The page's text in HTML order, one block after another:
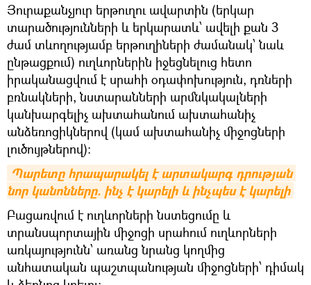
Յուրաքանչյուր երթուղու ավարտին (երկար
տարածությունների և երկարատև՝ ավելի քան 3
ժամ տևողությամբ երթուղիների ժամանակ՝ նաև
ընթացքում) ուղևորներին իջեցնելուց հետո
իրականացվում է սրահի օդափոխություն, դռների
բռնակների, նստարանների արմնկակալների
կանխարգելիչ ախտահանում ախտահանիչ
անձեռոցիկներով (կամ ախտահանիչ միջոցների
լուծույթներով):
Պարետը հրապարակել է արտակարգ դրության
նոր կանոնները. ինչ է կարելի և ինչպես է կարելի
Բացառվում է ուղևորների նստեցումը և
տրանսպորտային միջոցի սրահում ուղևորների
առկայությունն՝ առանց նրանց կողմից
անհատական պաշտպանության միջոցների՝ դիմակ